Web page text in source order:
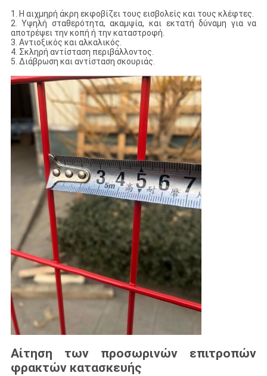
1. Η αιχμηρή άκρη εκφοβίζει τους εισβολείς και τους κλέφτες.
2. Υψηλή σταθερότητα, ακαμψία, και εκτατή δύναμη για να
αποτρέψει την κοπή ή την καταστροφή.
3. Αντιοξικός και αλκαλικός.
4. Σκληρή αντίσταση περιβάλλοντος.
5. Διάβρωση και αντίσταση σκουριάς.
Αίτηση των προσωρινών επιτροπών
φρακτών κατασκευής